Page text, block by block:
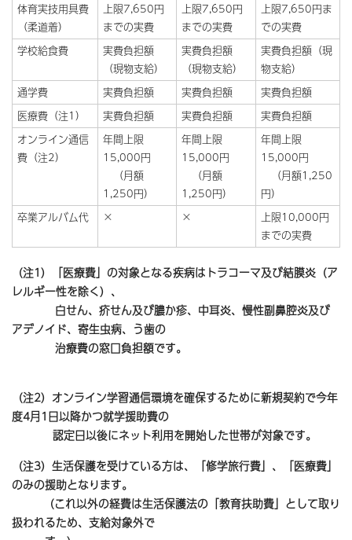
体育実技用具費
（柔道着）
上限7,650円
までの実費
上限7,650円
までの実費
上限7,650円ま
での実費
学校給食費
実費負担額
（現物支給）
実費負担額
（現物支給）
実費負担額（現
物支給）
通学費
実費負担額 実費負担額
実費負担額
医療費（注1）
実費負担額 実費負担額
実費負担額
オンライン通信
費（注2）
年間上限
15,000円
（月額
1,250円）
年間上限
15,000円
（月額
1,250円）
年間上限
15,000円
（月額1,250
円）
卒業アルバム代
× ×
上限10,000円
までの実費
（注1）「医療費」の対象となる疾病はトラコーマ及び結膜炎（ア
レルギー性を除く）、
白せん、疥せん及び膿か疹、中耳炎、慢性副鼻腔炎及び
アデノイド、寄生虫病、う歯の
治療費の窓口負担額です。
（注2）オンライン学習通信環境を確保するために新規契約で今年
度4月1日以降かつ就学援助費の
認定日以後にネット利用を開始した世帯が対象です。
（注3）生活保護を受けている方は、「修学旅行費」、「医療費」
のみの援助となります。
（これ以外の経費は生活保護法の「教育扶助費」として取り
扱われるため、支給対象外で